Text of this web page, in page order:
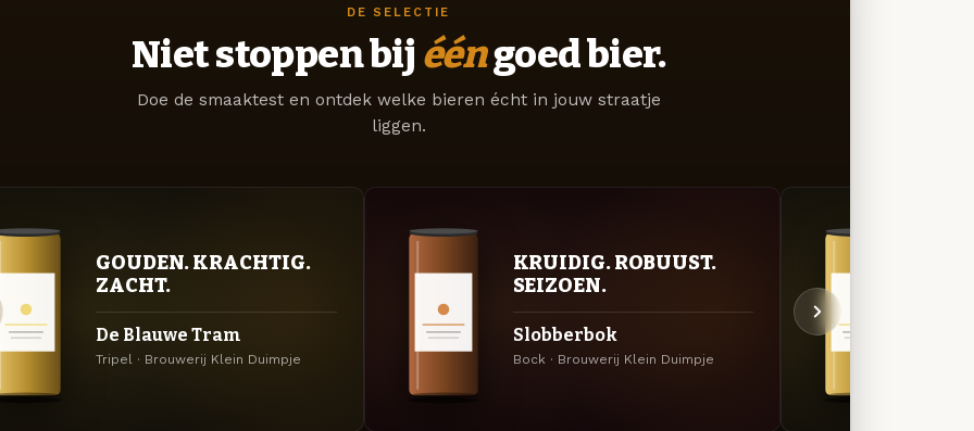
DE SELECTIE
Niet stoppen bij ééngoed bier.
Doe de smaaktest en ontdek welke bieren écht in jouw straatje
liggen.
GOUDEN. KRACHTIG.
ZACHT.
De Blauwe Tram
Tripel · Brouwerij Klein Duimpje
KRUIDIG. ROBUUST.
SEIZOEN.
Slobberbok
Bock · Brouwerij Klein Duimpje